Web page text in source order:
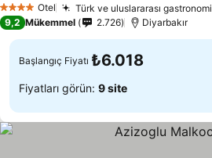
4 Yıldız Otel Türk ve uluslararası gastronomi
9,2 Mükemmel 2.726 Diyarbakır
Başlangıç Fiyatı ₺6.018
Fiyatları görün: 9 site